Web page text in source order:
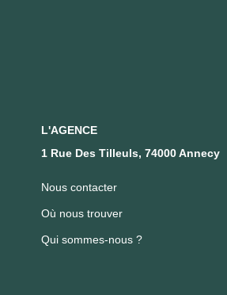
L'AGENCE
1 Rue Des Tilleuls, 74000 Annecy
Nous contacter
Où nous trouver
Qui sommes-nous ?